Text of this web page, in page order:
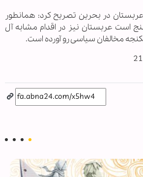
عربستان در بحرین تصریح کرد: همانطور
است عربستان نیز در اقدام مشابه آل
مخالفان سیاسی رو آورده است.